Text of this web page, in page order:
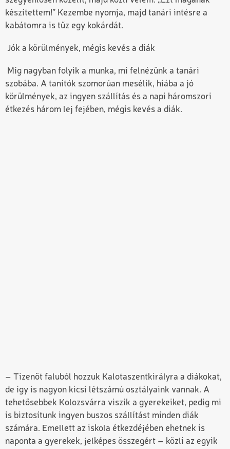
készítettem!” Kezembe nyomja, majd tanári intésre a
kabátomra is tűz egy kokárdát.
Jók a körülmények, mégis kevés a diák
Míg nagyban folyik a munka, mi felnézünk a tanári
szobába. A tanítók szomorúan mesélik, hiába a jó
körülmények, az ingyen szállítás és a napi háromszori
étkezés három lej fejében, mégis kevés a diák.
– Tizenöt faluból hozzuk Kalotaszentkirályra a diákokat,
de így is nagyon kicsi létszámú osztályaink vannak. A
tehetősebbek Kolozsvárra viszik a gyerekeiket, pedig mi
is biztosítunk ingyen buszos szállítást minden diák
számára. Emellett az iskola étkezdéjében ehetnek is
naponta a gyerekek, jelképes összegért – közli az egyik